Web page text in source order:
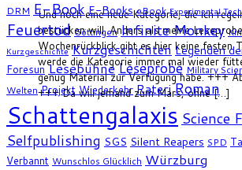
Und noch eine neue Kategorie, die ich
bestücken will. Anders als meine
Wochenrückblick gibt es hier keine festen
werde die Kategorie immer mal wieder
genug Material zur Verfügung habe. +++
+++ Da will jemand zum Mars, ohne […]
DRM E-Book E-Books eBook Experimental
Feuertod Göttingen Infinite Monkey
Kurzgeschichte KurzgeschichtenLegenden
Foresun Lesebühne Leseprobe Military
Welten Projekt Wiederkehr RateriRoman
Schattengalaxis Science
Selfpublishing SGS Silent Reapers SPD
Verbannt Wunschlos Glücklich Würzburg